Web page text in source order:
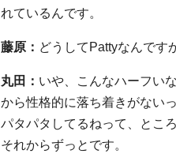
れているんです。
藤原： どうしてPattyなんです
丸田： いや、こんなハーフい
から性格的に落ち着きがない
パタパタしてるねって、とこ
それからずっとです。